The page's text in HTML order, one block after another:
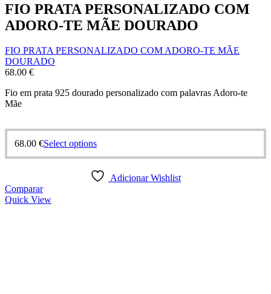
FIO PRATA PERSONALIZADO COM
ADORO-TE MÃE DOURADO
FIO PRATA PERSONALIZADO COM ADORO-TE MÃE
DOURADO
68.00 €
Fio em prata 925 dourado personalizado com palavras Adoro-te
Mãe
68.00 €Select options
Adicionar Wishlist
Comparar
Quick View